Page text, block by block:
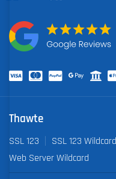
Thawte
SSL 123 SSL 123 Wildcard
Web Server Wildcard